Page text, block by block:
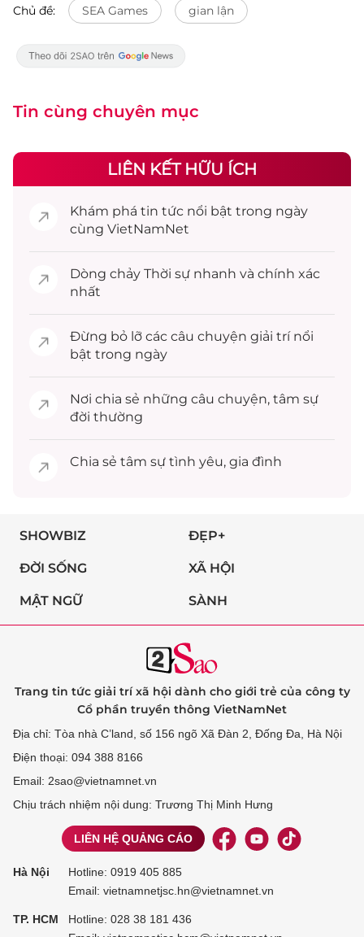
Chủ đề: SEA Games gian lận
Tin cùng chuyên mục
LIÊN KẾT HỮU ÍCH
Khám phá tin tức nổi bật trong ngày
cùng VietNamNet
Dòng chảy Thời sự nhanh và chính xác
nhất
Đừng bỏ lỡ các câu chuyện giải trínổi
bật trong ngày
Nơi chia sẻ những câu chuyện, tâm sự
đời thường
Chia sẻ tâm sự tình yêu, gia đình
SHOWBIZ ĐẸP+
ĐỜI SỐNG XÃ HỘI
MẬT NGỮ SÀNH
Trang tin tức giải trí xã hội dành cho giới trẻ của công ty
Cổ phần truyền thông VietNamNet
Địa chỉ: Tòa nhà C’land, số 156 ngõ Xã Đàn 2, Đống Đa, Hà Nội
Điện thoại: 094 388 8166
Email: 2sao@vietnamnet.vn
Chịu trách nhiệm nội dung: Trương Thị Minh Hưng
LIÊN HỆ QUẢNG CÁO
Hà Nội Hotline: 0919 405 885
Email: vietnamnetjsc.hn@vietnamnet.vn
TP. HCM Hotline: 028 38 181 436